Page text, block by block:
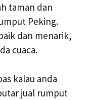
taman dan
Peking.
dan menarik,
cuaca.
kalau anda
jual rumput